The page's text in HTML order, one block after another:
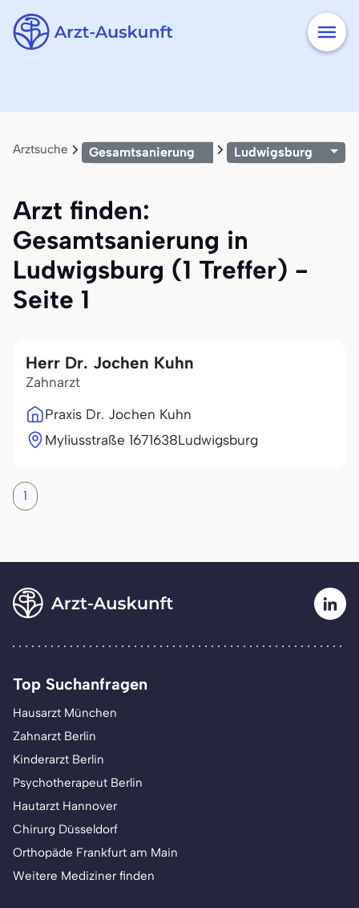
Arztsuche Gesamtsanierung Ludwigsburg
Arzt finden:
Gesamtsanierung in
Ludwigsburg (1 Treffer) -
Seite 1
Herr Dr. Jochen Kuhn
Zahnarzt
Praxis Dr. Jochen Kuhn
Myliusstraße 1671638Ludwigsburg
1
Top Suchanfragen
Hausarzt München
Zahnarzt Berlin
Kinderarzt Berlin
Psychotherapeut Berlin
Hautarzt Hannover
Chirurg Düsseldorf
Orthopäde Frankfurt am Main
Weitere Mediziner finden